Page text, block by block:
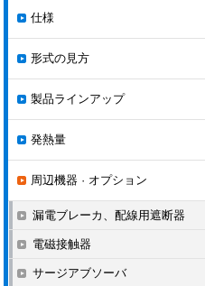
仕様
形式の見方
製品ラインアップ
発熱量
周辺機器 · オプション
漏電ブレーカ、配線用遮断器
電磁接触器
サージアブソーバ